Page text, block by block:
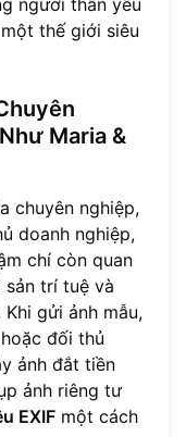
thế giới siêu
Maria &
chuyên nghiệp,
doanh nghiệp,
chí còn quan
trí tuệ và
gửi ảnh mẫu,
đối thủ
ảnh đắt tiền
ảnh riêng tư
EXIF một cách